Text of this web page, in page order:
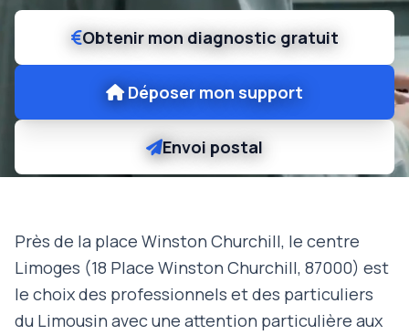
Obtenir mon diagnostic gratuit
Déposer mon support
Envoi postal
Près de la place Winston Churchill, le centre
Limoges (18 Place Winston Churchill, 87000) est
le choix des professionnels et des particuliers
du Limousin avec une attention particulière aux